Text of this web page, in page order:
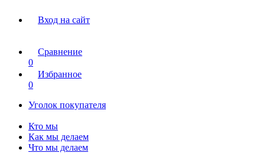
Вход на сайт
Сравнение
0
Избранное
0
Уголок покупателя
Кто мы
Как мы делаем
Что мы делаем